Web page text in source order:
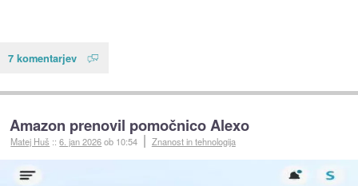
7 komentarjev
Amazon prenovil pomočnico Alexo
Matej Huš ::6. jan 2026ob 10:54 Znanost in tehnologija